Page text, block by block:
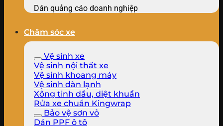
Dán quảng cáo doanh nghiệp
Chăm sóc xe
Vệ sinh xe
Vệ sinh nội thất xe
Vệ sinh khoang máy
Vệ sinh dàn lạnh
Xông tinh dầu, diệt khuẩn
Rửa xe chuẩn Kingwrap
Bảo vệ sơn vỏ
Dán PPF ô tô